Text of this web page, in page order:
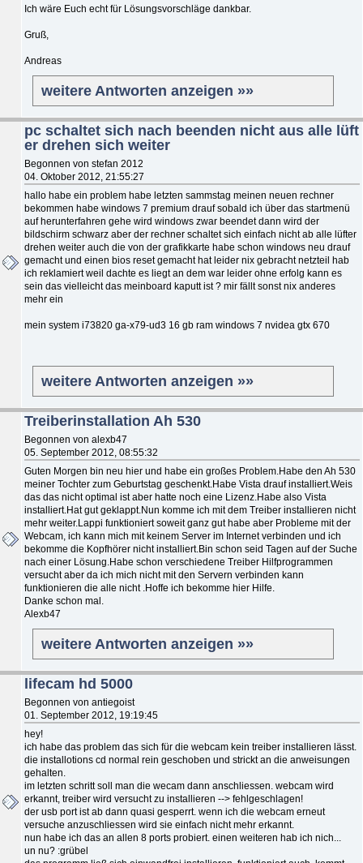
Ich wäre Euch echt für Lösungsvorschläge dankbar.
Gruß,
Andreas
weitere Antworten anzeigen »»
pc schaltet sich nach beenden nicht aus alle lüft
er drehen sich weiter
Begonnen von stefan 2012
04. Oktober 2012, 21:55:27
hallo habe ein problem habe letzten sammstag meinen neuen rechner
bekommen habe windows 7 premium drauf sobald ich über das startmenü
auf herunterfahren gehe wird windows zwar beendet dann wird der
bildschirm schwarz aber der rechner schaltet sich einfach nicht ab alle lüfter
drehen weiter auch die von der grafikkarte habe schon windows neu drauf
gemacht und einen bios reset gemacht hat leider nix gebracht netzteil hab
ich reklamiert weil dachte es liegt an dem war leider ohne erfolg kann es
sein das vielleicht das meinboard kaputt ist ? mir fällt sonst nix anderes
mehr ein
mein system i73820 ga-x79-ud3 16 gb ram windows 7 nvidea gtx 670
weitere Antworten anzeigen »»
Treiberinstallation Ah 530
Begonnen von alexb47
05. September 2012, 08:55:32
Guten Morgen bin neu hier und habe ein großes Problem.Habe den Ah 530
meiner Tochter zum Geburtstag geschenkt.Habe Vista drauf installiert.Weis
das das nicht optimal ist aber hatte noch eine Lizenz.Habe also Vista
installiert.Hat gut geklappt.Nun komme ich mit dem Treiber installieren nicht
mehr weiter.Lappi funktioniert soweit ganz gut habe aber Probleme mit der
Webcam, ich kann mich mit keinem Server im Internet verbinden und ich
bekomme die Kopfhörer nicht installiert.Bin schon seid Tagen auf der Suche
nach einer Lösung.Habe schon verschiedene Treiber Hilfprogrammen
versucht aber da ich mich nicht mit den Servern verbinden kann
funktionieren die alle nicht .Hoffe ich bekomme hier Hilfe.
Danke schon mal.
Alexb47
weitere Antworten anzeigen »»
lifecam hd 5000
Begonnen von antiegoist
01. September 2012, 19:19:45
hey!
ich habe das problem das sich für die webcam kein treiber installieren lässt.
die installotions cd normal rein geschoben und strickt an die anweisungen
gehalten.
im letzten schritt soll man die wecam dann anschliessen. webcam wird
erkannt, treiber wird versucht zu installieren --> fehlgeschlagen!
der usb port ist ab dann quasi gesperrt. wenn ich die webcam erneut
versuche anzuschliessen wird sie einfach nicht mehr erkannt.
nun habe ich das an allen 8 ports probiert. einen weiteren hab ich nich...
un nu? :grübel